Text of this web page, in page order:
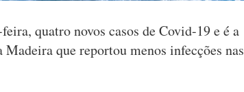
quatro novos casos de Covid-19 e é a
que reportou menos infecções nas